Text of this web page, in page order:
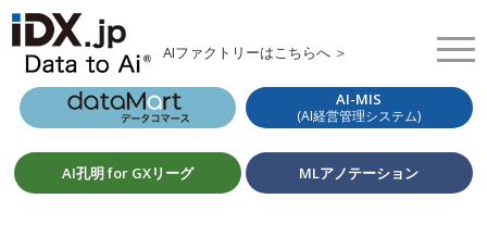
AIファクトリーはこちらへ ＞
AI-MIS
(AI経営管理システム)
AI孔明 for GXリーグ MLアノテーション